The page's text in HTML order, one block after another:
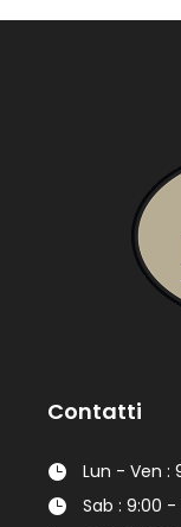
Contatti
Lun - Ven :
Sab : 9:00 -